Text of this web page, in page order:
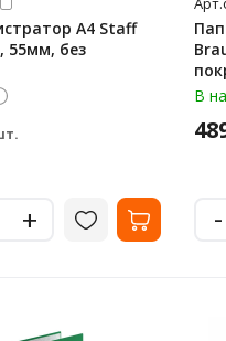
А4 Staff
55мм, без
+
В
-